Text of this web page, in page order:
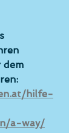
dem
hilfe-
a-way/